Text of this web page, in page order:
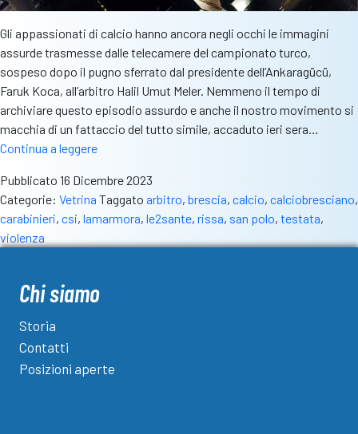
Gli appassionati di calcio hanno ancora negli occhi le immagini
assurde trasmesse dalle telecamere del campionato turco,
sospeso dopo il pugno sferrato dal presidente dell’Ankaragücü,
Faruk Koca, all’arbitro Halil Umut Meler. Nemmeno il tempo di
archiviare questo episodio assurdo e anche il nostro movimento si
macchia di un fattaccio del tutto simile, accaduto ieri sera…
Continua a leggereFollia
San
Polo.
Arbitro
del
da
al
Pubblicato 16 Dicembre 2023
Categorie: Vetrina Taggato arbitro, brescia, calcio, calciobresciano,
carabinieri, csi, lamarmora, le2sante, rissa, san polo, testata,
violenza
Chi siamo
Storia
Contatti
Posizioni aperte